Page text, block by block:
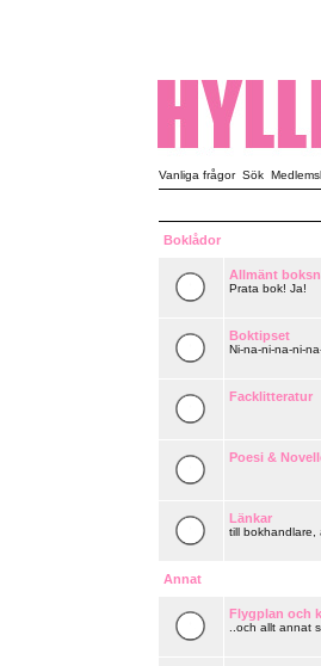
Vanliga frågor Sök
Boklådor
Allmänt
Prata bok! Ja!
Boktipset
Ni-na-ni-na-ni-
Facklitteratur
Poesi &
Länkar
till bokhandlare,
Annat
Flygplan och
..och allt annat